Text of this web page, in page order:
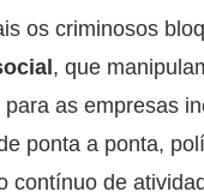
os criminosos
, que
as empresas
ponta a ponta,
contínuo de